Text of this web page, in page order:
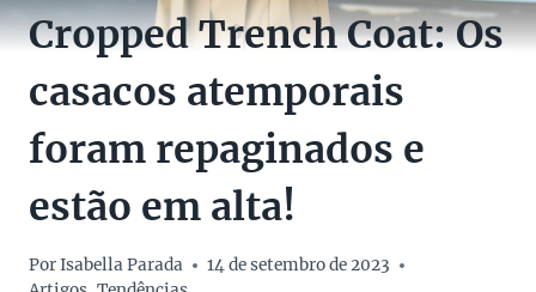
Cropped Trench Coat: Os
casacos atemporais
foram repaginados e
estão em alta!
PorIsabella Parada
14 de setembro de 2023